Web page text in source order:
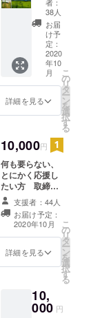
楊貴館
セレク
ショ
ン 長
門産棚
田米コ
シヒカ
リ5㎏と
ご飯の
お供
しそわ
かめ3
個）＋
お礼の
お手紙
者：
38人
お届
け予
定：
2020
年10
月
詳細を見る
こ
の
リ
タ
ー
ン
を
選
択
す
る
10,000円
何も要らない、
とにかく応援し
たい方 取締役
直筆のお礼状
支援者：44人
お届け予定：
2020年10月
詳細を見る
こ
の
リ
タ
ー
ン
を
選
択
す
る
10,
000 円